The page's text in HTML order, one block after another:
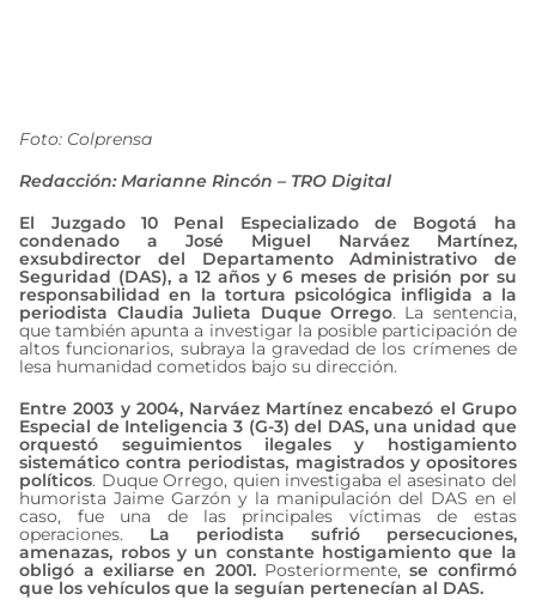
Foto: Colprensa
Redacción: Marianne Rincón – TRO Digital
El Juzgado 10 Penal Especializado de Bogotá ha
condenado a José Miguel Narváez Martínez,
exsubdirector del Departamento Administrativo de
Seguridad (DAS), a 12 años y 6 meses de prisión por su
responsabilidad en la tortura psicológica infligida a la
periodista Claudia Julieta Duque Orrego. La sentencia,
que también apunta a investigar la posible participación de
altos funcionarios, subraya la gravedad de los crímenes de
lesa humanidad cometidos bajo su dirección.
Entre 2003 y 2004, Narváez Martínez encabezó el Grupo
Especial de Inteligencia 3 (G-3) del DAS, una unidad que
orquestó seguimientos ilegales y hostigamiento
sistemático contra periodistas, magistrados y opositores
políticos. Duque Orrego, quien investigaba el asesinato del
humorista Jaime Garzón y la manipulación del DAS en el
caso, fue una de las principales víctimas de estas
operaciones. La periodista sufrió persecuciones,
amenazas, robos y un constante hostigamiento que la
obligó a exiliarse en 2001.Posteriormente,se confirmó
que los vehículos que la seguían pertenecían al DAS.